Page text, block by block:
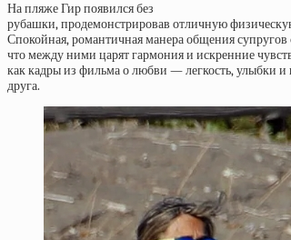
На пляже Гир появился без
рубашки, продемонстрировав отличную
Спокойная, романтичная манера общения
что между ними царят гармония и искренние
как кадры из фильма о любви — легкость, улыбки и
друга.